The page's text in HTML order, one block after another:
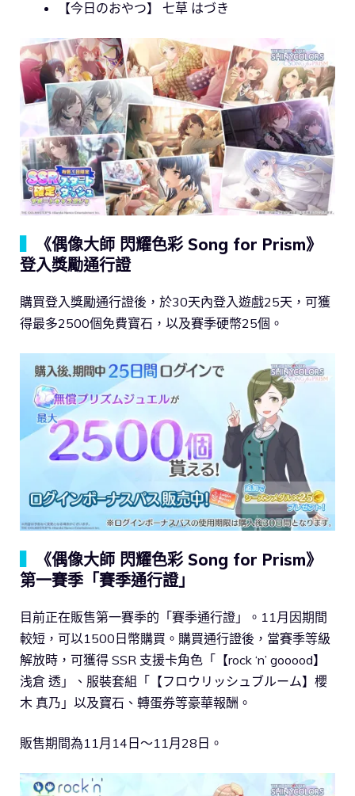
【今日のおやつ】 七草 はづき
《偶像大師 閃耀色彩 Song for Prism》
登入獎勵通行證
購買登入獎勵通行證後，於30天內登入遊戲25天，可獲
得最多2500個免費寶石，以及賽季硬幣25個。
《偶像大師 閃耀色彩 Song for Prism》
第一賽季「賽季通行證」
目前正在販售第一賽季的「賽季通行證」。11月因期間
較短，可以1500日幣購買。購買通行證後，當賽季等級
解放時，可獲得 SSR 支援卡角色「【rock ‘n’ gooood】
浅倉 透」、服裝套組「【フロウリッシュブルーム】櫻
木 真乃」以及寶石、轉蛋券等豪華報酬。
販售期間為11月14日～11月28日。